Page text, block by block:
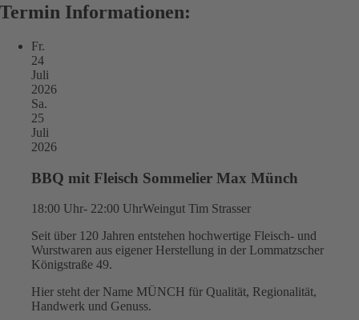
Termin Informationen:
Fr.
24
Juli
2026
Sa.
25
Juli
2026
BBQ mit Fleisch Sommelier Max Münch
18:00 Uhr- 22:00 UhrWeingut Tim Strasser
Seit über 120 Jahren entstehen hochwertige Fleisch- und
Wurstwaren aus eigener Herstellung in der Lommatzscher
Königstraße 49.
Hier steht der Name MÜNCH für Qualität, Regionalität,
Handwerk und Genuss.